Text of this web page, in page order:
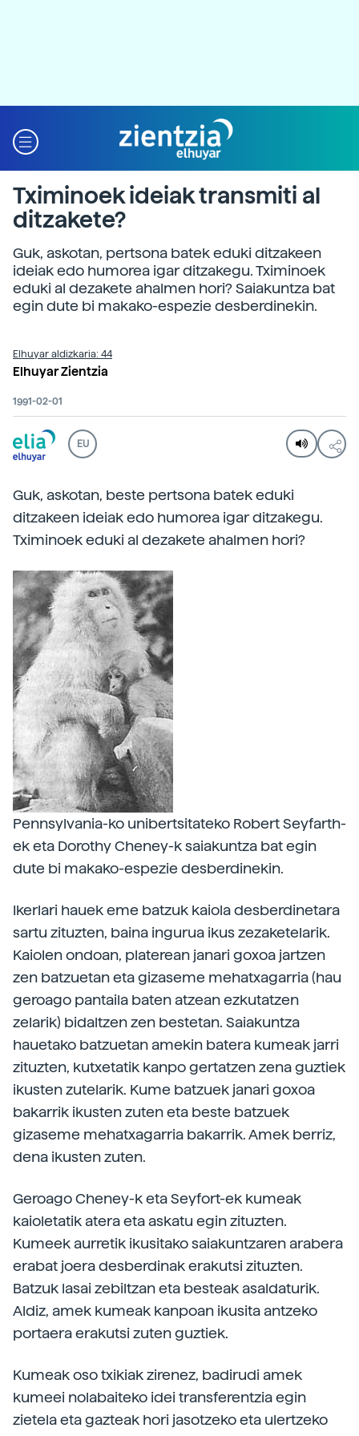
Tximinoek ideiak transmiti al
ditzakete?
Guk, askotan, pertsona batek eduki ditzakeen
ideiak edo humorea igar ditzakegu. Tximinoek
eduki al dezakete ahalmen hori? Saiakuntza bat
egin dute bi makako-espezie desberdinekin.
Elhuyar aldizkaria: 44
Elhuyar Zientzia
1991-02-01
EU
Guk, askotan, beste pertsona batek eduki
ditzakeen ideiak edo humorea igar ditzakegu.
Tximinoek eduki al dezakete ahalmen hori?
Pennsylvania-ko unibertsitateko Robert Seyfarth-
ek eta Dorothy Cheney-k saiakuntza bat egin
dute bi makako-espezie desberdinekin.
Ikerlari hauek eme batzuk kaiola desberdinetara
sartu zituzten, baina ingurua ikus zezaketelarik.
Kaiolen ondoan, platerean janari goxoa jartzen
zen batzuetan eta gizaseme mehatxagarria (hau
geroago pantaila baten atzean ezkutatzen
zelarik) bidaltzen zen bestetan. Saiakuntza
hauetako batzuetan amekin batera kumeak jarri
zituzten, kutxetatik kanpo gertatzen zena guztiek
ikusten zutelarik. Kume batzuek janari goxoa
bakarrik ikusten zuten eta beste batzuek
gizaseme mehatxagarria bakarrik. Amek berriz,
dena ikusten zuten.
Geroago Cheney-k eta Seyfort-ek kumeak
kaioletatik atera eta askatu egin zituzten.
Kumeek aurretik ikusitako saiakuntzaren arabera
erabat joera desberdinak erakutsi zituzten.
Batzuk lasai zebiltzan eta besteak asaldaturik.
Aldiz, amek kumeak kanpoan ikusita antzeko
portaera erakutsi zuten guztiek.
Kumeak oso txikiak zirenez, badirudi amek
kumeei nolabaiteko idei transferentzia egin
zietela eta gazteak hori jasotzeko eta ulertzeko